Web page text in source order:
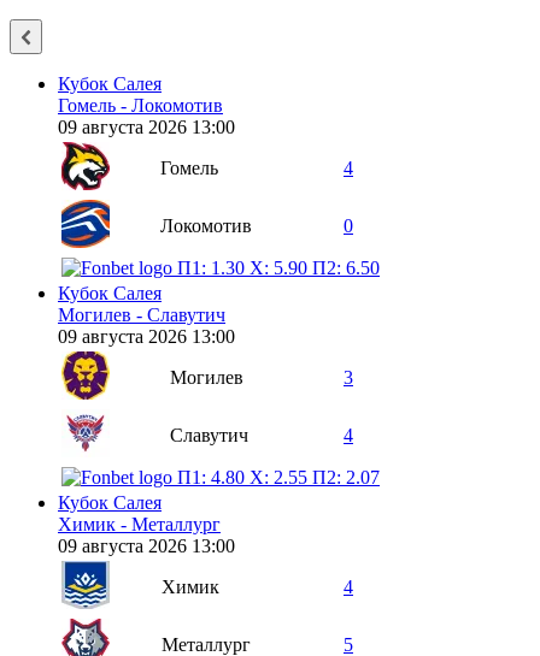
Кубок Салея
Гомель - Локомотив
09 августа 2026 13:00
Гомель
4
Локомотив 0
П1: 1.30 X: 5.90 П2: 6.50
Кубок Салея
Могилев - Славутич
09 августа 2026 13:00
Могилев
3
Славутич 4
П1: 4.80 X: 2.55 П2: 2.07
Кубок Салея
Химик - Металлург
09 августа 2026 13:00
Химик
4
Металлург 5